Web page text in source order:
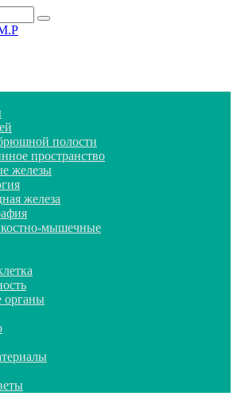
полости
пространство
железы
железа
мышечные